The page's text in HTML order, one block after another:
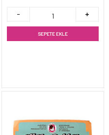
SEPETE EKLE